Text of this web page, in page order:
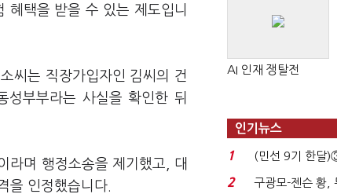
혜택을 받을 수 있는 제도입니
씨는 직장가입자인 김씨의 건
성부부라는 사실을 확인한 뒤
라며 행정소송을 제기했고, 대
을 인정했습니다.
AI 인재 쟁탈전
인기뉴스
1
(민선 9기 한달
격…추미애, 20
2
구광모-젠슨 황,